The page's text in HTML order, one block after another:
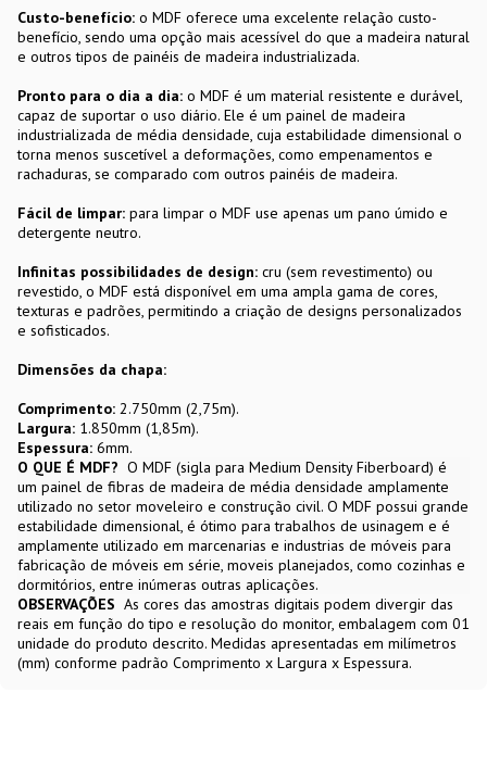
Custo-benefício: o MDF oferece uma excelente relação custo-
benefício, sendo uma opção mais acessível do que a madeira natural
e outros tipos de painéis de madeira industrializada.
Pronto para o dia a dia: o MDF é um material resistente e durável,
capaz de suportar o uso diário. Ele é um painel de madeira
industrializada de média densidade, cuja estabilidade dimensional o
torna menos suscetível a deformações, como empenamentos e
rachaduras, se comparado com outros painéis de madeira.
Fácil de limpar: para limpar o MDF use apenas um pano úmido e
detergente neutro.
Infinitas possibilidades de design: cru (sem revestimento) ou
revestido, o MDF está disponível em uma ampla gama de cores,
texturas e padrões, permitindo a criação de designs personalizados
e sofisticados.
Dimensões da chapa:
Comprimento: 2.750mm (2,75m).
Largura: 1.850mm (1,85m).
Espessura: 6mm.
O QUE É MDF? O MDF (sigla para Medium Density Fiberboard) é
um painel de fibras de madeira de média densidade amplamente
utilizado no setor moveleiro e construção civil. O MDF possui grande
estabilidade dimensional, é ótimo para trabalhos de usinagem e é
amplamente utilizado em marcenarias e industrias de móveis para
fabricação de móveis em série, moveis planejados, como cozinhas e
dormitórios, entre inúmeras outras aplicações.
OBSERVAÇÕES As cores das amostras digitais podem divergir das
reais em função do tipo e resolução do monitor, embalagem com 01
unidade do produto descrito. Medidas apresentadas em milímetros
(mm) conforme padrão Comprimento x Largura x Espessura.